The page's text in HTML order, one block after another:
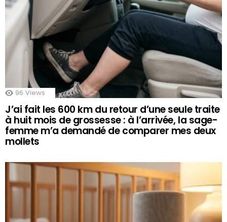
96 Views
J’ai fait les 600 km du retour d’une seule traite
à huit mois de grossesse : à l’arrivée, la sage-
femme m’a demandé de comparer mes deux
mollets